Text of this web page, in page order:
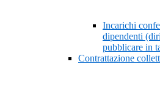
Incarichi
dipendenti
pubblicare in
Contrattazione